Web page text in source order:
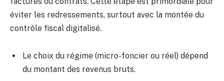
éviter les redressements, surtout avec la montée du
contrôle fiscal digitalisé.
Le choix du régime (micro-foncier ou réel) dépend
du montant des revenus bruts.